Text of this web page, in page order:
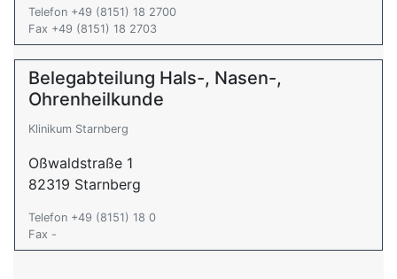
Telefon +49 (8151) 18 2700
Fax +49 (8151) 18 2703
Belegabteilung Hals-, Nasen-,
Ohrenheilkunde
Klinikum Starnberg
Oßwaldstraße 1
82319 Starnberg
Telefon +49 (8151) 18 0
Fax -